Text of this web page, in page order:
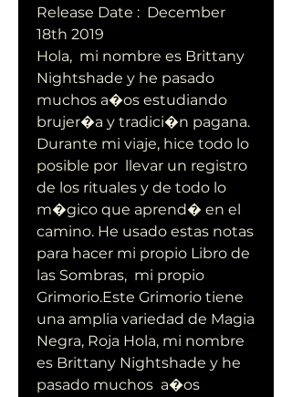
Release Date :  December
18th 2019
Hola,  mi nombre es Brittany
Nightshade y he pasado
muchos a�os estudiando
brujer�a y tradici�n pagana.
Durante mi viaje, hice todo lo
posible por  llevar un registro
de los rituales y de todo lo
m�gico que aprend� en el
camino. He usado estas notas
para hacer mi propio Libro de
las Sombras,  mi propio
Grimorio.Este Grimorio tiene
una amplia variedad de Magia
Negra, Roja Hola, mi nombre
es Brittany Nightshade y he
pasado muchos  a�os